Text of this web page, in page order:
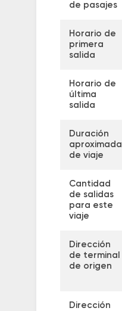
de pasajes
Horario de
primera
salida
Horario de
última
salida
Duración
aproximada
de viaje
Cantidad
de salidas
para este
viaje
Dirección
de terminal
de origen
Dirección